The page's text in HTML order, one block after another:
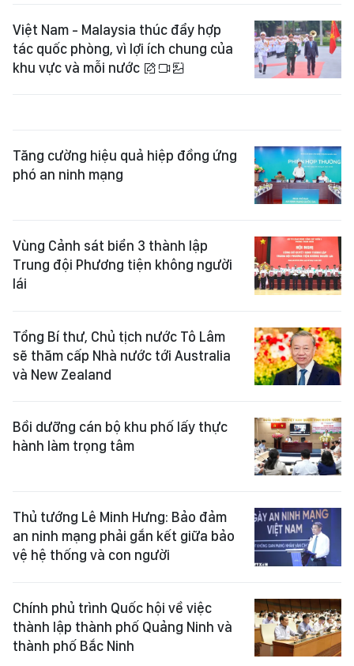
Việt Nam - Malaysia thúc đẩy hợp
tác quốc phòng, vì lợi ích chung của
khu vực và mỗi nước
Tăng cường hiệu quả hiệp đồng ứng
phó an ninh mạng
Vùng Cảnh sát biển 3 thành lập
Trung đội Phương tiện không người
lái
Tổng Bí thư, Chủ tịch nước Tô Lâm
sẽ thăm cấp Nhà nước tới Australia
và New Zealand
Bồi dưỡng cán bộ khu phố lấy thực
hành làm trọng tâm
Thủ tướng Lê Minh Hưng: Bảo đảm
an ninh mạng phải gắn kết giữa bảo
vệ hệ thống và con người
Chính phủ trình Quốc hội về việc
thành lập thành phố Quảng Ninh và
thành phố Bắc Ninh